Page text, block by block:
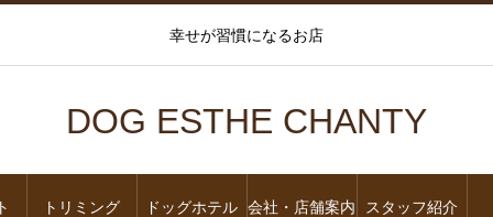
幸せが習慣になるお店
DOG ESTHE CHANTY
トリミング ドッグホテル 会社・店舗案内 スタッフ紹介